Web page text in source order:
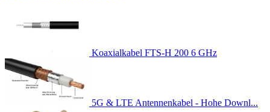
Koaxialkabel FTS-H 200 6 GHz
5G & LTE Antennenkabel - Hohe Downl...